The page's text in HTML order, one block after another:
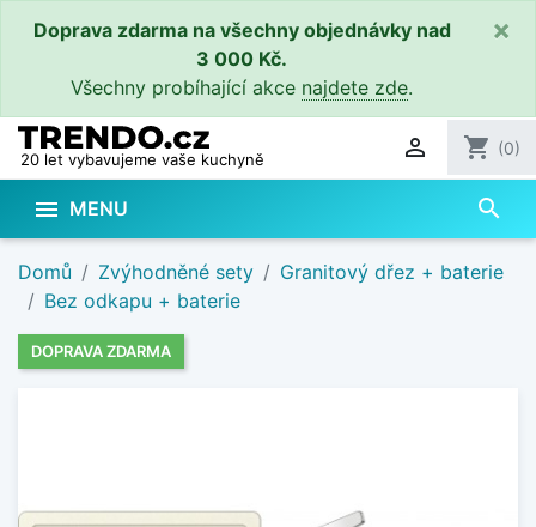
Doprava zdarma na všechny objednávky nad
3 000 Kč.
Všechny probíhající akce najdete zde.
×
20 let vybavujeme vaše kuchyně  shopping_cart (0)
 MENU search
Domů Zvýhodněné sety
Granitový dřez + baterie
Bez odkapu + baterie
DOPRAVA ZDARMA